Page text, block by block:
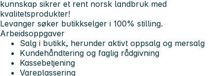
kunnskap sikrer et rent norsk landbruk med
kvalitetsprodukter!
Levanger søker butikkselger i 100% stilling.
Arbeidsoppgaver
Salg i butikk, herunder aktivt oppsalg og mersalg
Kundehåndtering og faglig rådgivning
Kassebetjening
Vareplassering